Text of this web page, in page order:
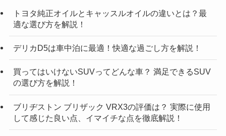
トヨタ純正オイルとキャッスルオイルの違いとは？最
適な選び方を解説！
デリカD5は車中泊に最適！快適な過ごし方を解説！
買ってはいけないSUVってどんな車？ 満足できるSUV
の選び方を解説！
ブリヂストン ブリザック VRX3の評価は？ 実際に使用
して感じた良い点、イマイチな点を徹底解説！